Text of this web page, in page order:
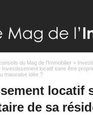
du Mag de l'Immobilier>
locatif sans être
mauvaise idée ?
locatif
de sa